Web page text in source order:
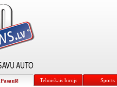
Pasaulē Tehniskais birojs Sports